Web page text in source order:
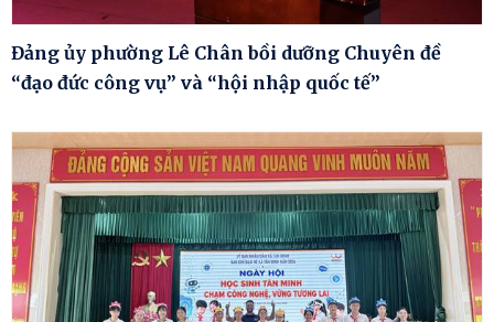
Đảng ủy phường Lê Chân bồi dưỡng Chuyên đề
“đạo đức công vụ” và “hội nhập quốc tế”